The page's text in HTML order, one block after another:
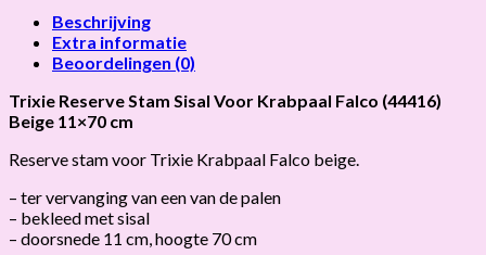
Beschrijving
Extra informatie
Beoordelingen (0)
Trixie Reserve Stam Sisal Voor Krabpaal Falco (44416)
Beige 11×70 cm
Reserve stam voor Trixie Krabpaal Falco beige.
– ter vervanging van een van de palen
– bekleed met sisal
– doorsnede 11 cm, hoogte 70 cm